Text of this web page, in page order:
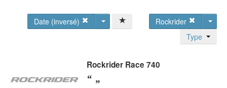
Date (inversé)
Rockrider
Type
Rockrider Race 740